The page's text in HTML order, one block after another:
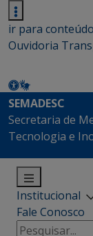
ir para conteúdo
Ouvidoria
SEMADESC
Secretaria de
Tecnologia e
Institucional
Fale Conosco
Pesquisar